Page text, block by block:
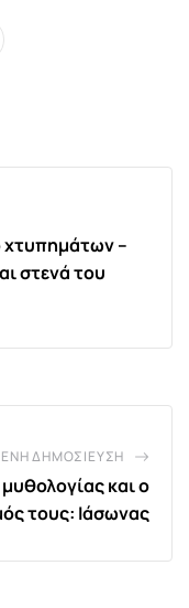
–
στενά του
ΔΗΜΟΣΊΕΥΣΗ
και ο
τους: Ιάσωνας